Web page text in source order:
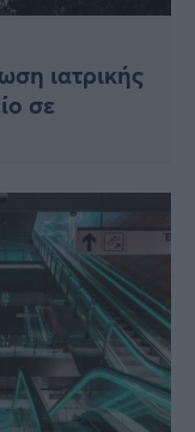
ιατρικής
σε